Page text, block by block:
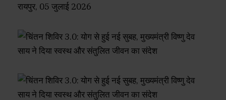
रायपुर, 05 जुलाई 2026